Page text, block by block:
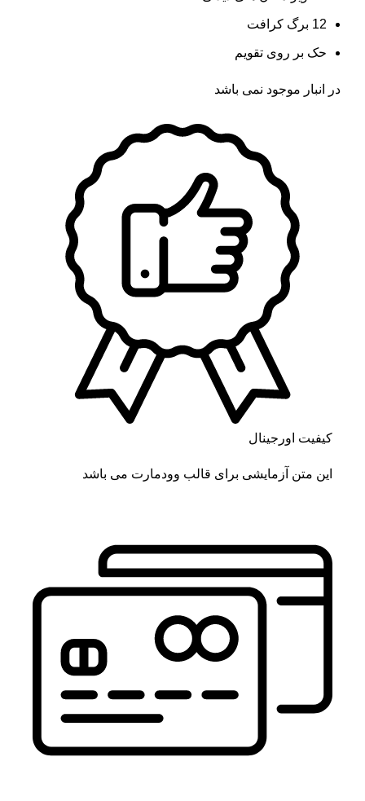
12 برگ کرافت
حک بر روی تقویم
در انبار موجود نمی باشد
کیفیت اورجینال
این متن آزمایشی برای قالب وودمارت می باشد